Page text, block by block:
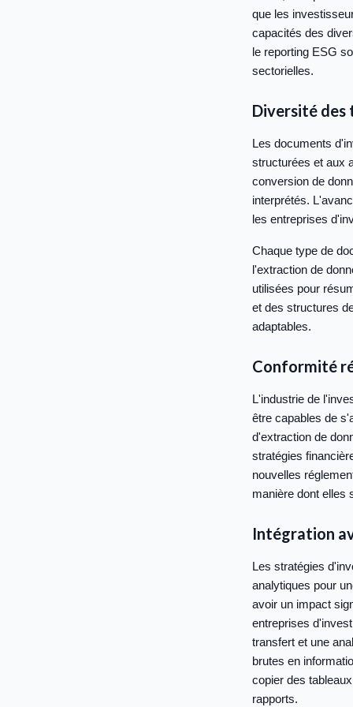
que les
capacités des
le reporting ESG
sectorielles.
Diversité des
Les documents
structurées et aux
conversion de
interprétés.
les entreprises
Chaque type de
l'extraction de
utilisées pour
et des structures
adaptables.
Conformité
L'industrie de
être capables de
d'extraction de
stratégies
nouvelles
manière dont elles
Intégration
Les stratégies
analytiques pour
avoir un impact
entreprises
transfert et une
brutes en
copier des
rapports.